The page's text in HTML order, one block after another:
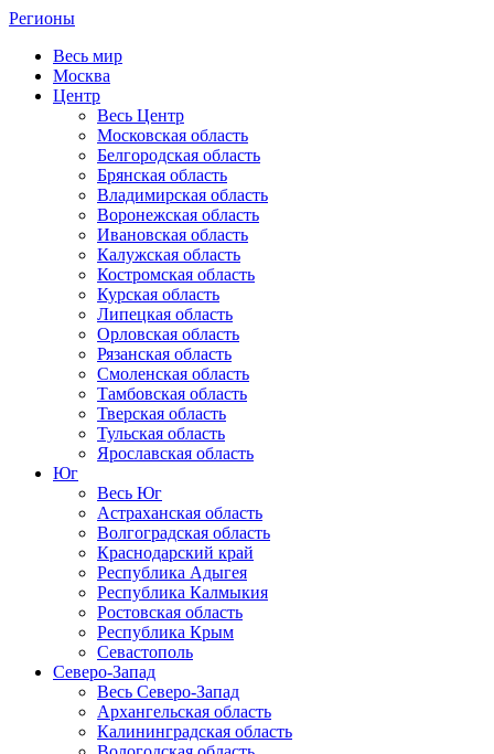
Регионы
Весь мир
Москва
Центр
Весь Центр
Московская область
Белгородская область
Брянская область
Владимирская область
Воронежская область
Ивановская область
Калужская область
Костромская область
Курская область
Липецкая область
Орловская область
Рязанская область
Смоленская область
Тамбовская область
Тверская область
Тульская область
Ярославская область
Юг
Весь Юг
Астраханская область
Волгоградская область
Краснодарский край
Республика Адыгея
Республика Калмыкия
Ростовская область
Республика Крым
Севастополь
Северо-Запад
Весь Северо-Запад
Архангельская область
Калининградская область